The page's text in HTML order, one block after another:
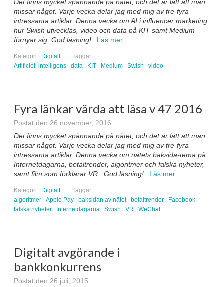
Det finns mycket spännande på nätet, och det är lätt att man
missar något. Varje vecka delar jag med mig av tre-fyra
intressanta artiklar. Denna vecka om AI i influencer marketing,
hur Swish utvecklas, video och data på KIT samt Medium
förnyar sig. God läsning!
Läs mer
Kategori: Digitalt
Taggar:
Artificiell intelligens
data KIT Medium Swish video
Fyra länkar värda att läsa v 47 2016
Postat den 26 november, 2016
Det finns mycket spännande på nätet, och det är lätt att man
missar något. Varje vecka delar jag med mig av tre-fyra
intressanta artiklar. Denna vecka om nätets baksida-tema på
Internetdagarna, betaltrender, algoritmer och falska nyheter,
samt film som förklarar VR . God läsning!
Läs mer
Kategori: Digitalt
Taggar:
algoritmer
Apple Pay baksidan av nätet betaltrender
Facebook
falska nyheter
Internetdagarna Swish VR WeChat
Digitalt avgörande i
bankkonkurrens
Postat den 26 juli, 2015